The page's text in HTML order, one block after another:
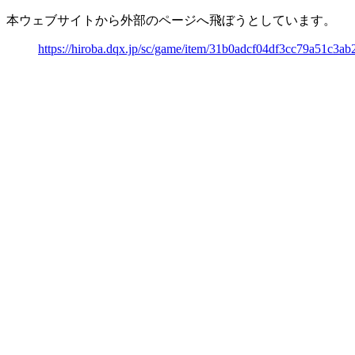
本ウェブサイトから外部のページへ飛ぼうとしています。
https://hiroba.dqx.jp/sc/game/item/